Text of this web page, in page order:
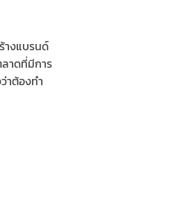
างแบรนด์
ลาดที่มีการ
าต้องทำ